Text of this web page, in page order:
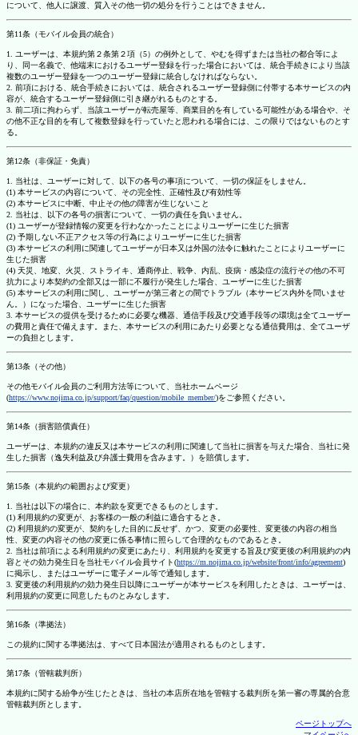
について、他人に譲渡、質入その他一切の処分を行うことはできません。
第11条（モバイル会員の統合）
1. ユーザーは、本規約第２条第２項（5）の例外として、やむを得ずまたは当社の都合等によ
り、同一名義で、他端末におけるユーザー登録を行った場合においては、統合手続きにより当該
複数のユーザー登録を一つのユーザー登録に統合しなければならない。
2. 前項における、統合手続きにおいては、統合されるユーザー登録側に付帯する本サービスの内
容が、統合するユーザー登録側に引き継がれるものとする。
3. 前二項に拘わらず、当該ユーザーが転売屋等、商業目的を有している可能性がある場合や、そ
の他不正な目的を有して複数登録を行っていたと思われる場合には、この限りではないものとす
る。
第12条（非保証・免責）
1. 当社は、ユーザーに対して、以下の各号の事項について、一切の保証をしません。
(1) 本サービスの内容について、その完全性、正確性及び有効性等
(2) 本サービスに中断、中止その他の障害が生じないこと
2. 当社は、以下の各号の損害について、一切の責任を負いません。
(1) ユーザーが登録情報の変更を行わなかったことによりユーザーに生じた損害
(2) 予期しない不正アクセス等の行為によりユーザーに生じた損害
(3) 本サービスの利用に関連してユーザーが日本又は外国の法令に触れたことによりユーザーに
生じた損害
(4) 天災、地変、火災、ストライキ、通商停止、戦争、内乱、疫病・感染症の流行その他の不可
抗力により本契約の全部又は一部に不履行が発生した場合、ユーザーに生じた損害
(5) 本サービスの利用に関し、ユーザーが第三者との間でトラブル（本サービス内外を問いませ
ん。）になった場合、ユーザーに生じた損害
3. 本サービスの提供を受けるために必要な機器、通信手段及び交通手段等の環境は全てユーザー
の費用と責任で備えます。また、本サービスの利用にあたり必要となる通信費用は、全てユーザ
ーの負担とします。
第13条（その他）
その他モバイル会員のご利用方法等について、当社ホームページ
(https://www.nojima.co.jp/support/faq/question/mobile_member/)をご参照ください。
第14条（損害賠償責任）
ユーザーは、本規約の違反又は本サービスの利用に関連して当社に損害を与えた場合、当社に発
生した損害（逸失利益及び弁護士費用を含みます。）を賠償します。
第15条（本規約の範囲および変更）
1. 当社は以下の場合に、本約款を変更できるものとします。
(1) 利用規約の変更が、お客様の一般の利益に適合するとき。
(2) 利用規約の変更が、契約をした目的に反せず、かつ、変更の必要性、変更後の内容の相当
性、変更の内容その他の変更に係る事情に照らして合理的なものであるとき。
2. 当社は前項による利用規約の変更にあたり、利用規約を変更する旨及び変更後の利用規約の内
容とその効力発生日を当社モバイル会員サイト(https://m.nojima.co.jp/website/front/info/agreement)
に掲示し、またはユーザーに電子メール等で通知します。
3. 変更後の利用規約の効力発生日以降にユーザーが本サービスを利用したときは、ユーザーは、
利用規約の変更に同意したものとみなします。
第16条（準拠法）
この規約に関する準拠法は、すべて日本国法が適用されるものとします。
第17条（管轄裁判所）
本規約に関する紛争が生じたときは、当社の本店所在地を管轄する裁判所を第一審の専属的合意
管轄裁判所とします。
ページトップへ